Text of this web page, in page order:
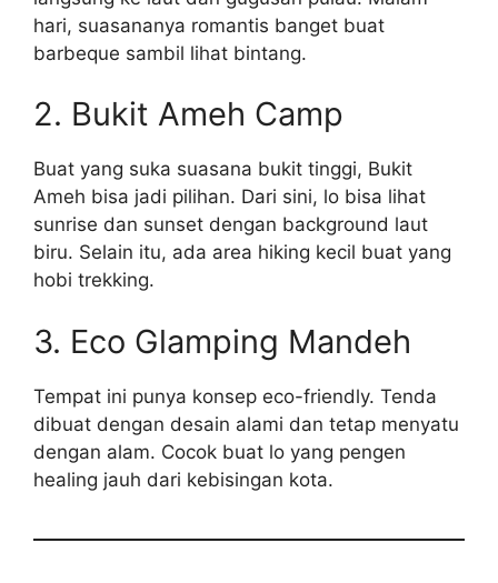
hari, suasananya romantis banget buat
barbeque sambil lihat bintang.
2. Bukit Ameh Camp
Buat yang suka suasana bukit tinggi, Bukit
Ameh bisa jadi pilihan. Dari sini, lo bisa lihat
sunrise dan sunset dengan background laut
biru. Selain itu, ada area hiking kecil buat yang
hobi trekking.
3. Eco Glamping Mandeh
Tempat ini punya konsep eco-friendly. Tenda
dibuat dengan desain alami dan tetap menyatu
dengan alam. Cocok buat lo yang pengen
healing jauh dari kebisingan kota.